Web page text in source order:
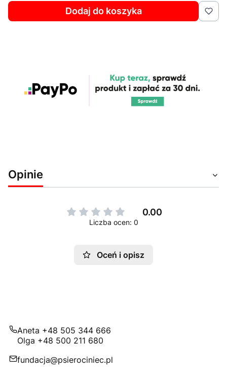
Dodaj do koszyka
Opinie
0.00
Liczba ocen: 0
Oceń i opisz
Aneta +48 505 344 666
Olga +48 500 211 680
fundacja@psierociniec.pl